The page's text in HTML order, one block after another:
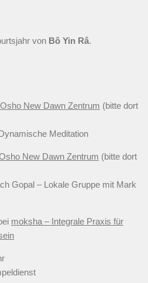
von Bô Yin Râ.
Osho New Dawn Zentrum (bitte dort
Meditation
New Dawn Zentrum (bitte dort
Gopal – Lokale Gruppe mit Mark
moksha – Integrale Praxis für